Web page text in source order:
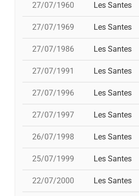
27/07/1960 Les Santes
27/07/1969 Les Santes
27/07/1986 Les Santes
27/07/1991 Les Santes
27/07/1996 Les Santes
27/07/1997 Les Santes
26/07/1998 Les Santes
25/07/1999 Les Santes
22/07/2000 Les Santes